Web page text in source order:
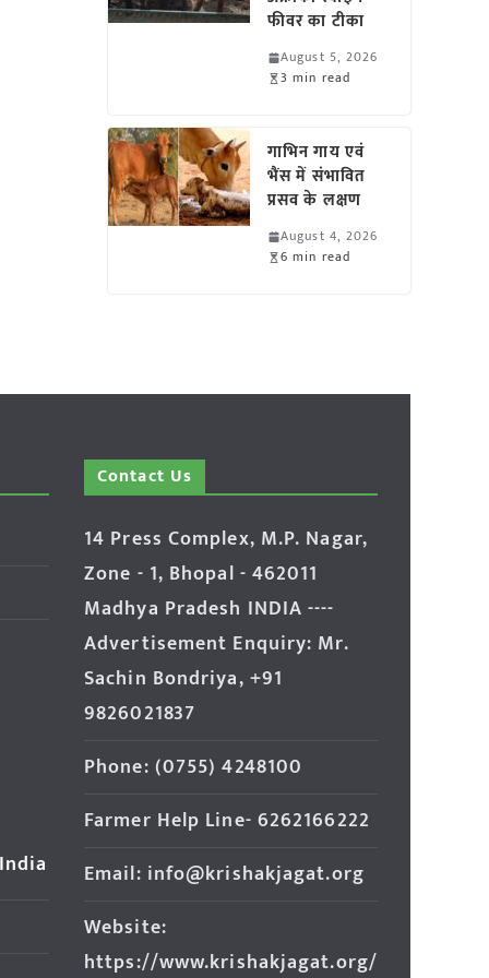
फीवर का टीका
August 5, 2026
3 min read
गाभिन गाय एवं
भैंस में संभावित
प्रसव के लक्षण
August 4, 2026
6 min read
Contact Us
14 Press Complex, M.P. Nagar,
Zone - 1, Bhopal - 462011
Madhya Pradesh INDIA ----
Advertisement Enquiry: Mr.
Sachin Bondriya, +91
9826021837
Phone: (0755) 4248100
Farmer Help Line- 6262166222
Email: info@krishakjagat.org
Website:
https://www.krishakjagat.org/